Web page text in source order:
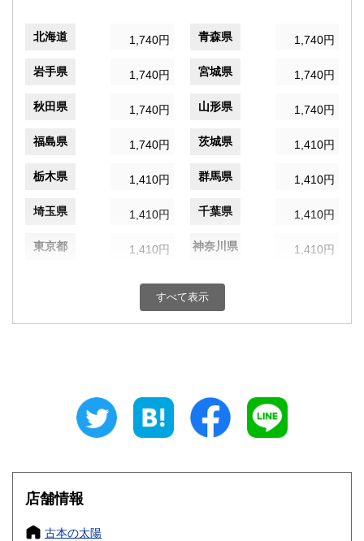
北海道 1,740円 青森県 1,740円
岩手県 1,740円 宮城県 1,740円
秋田県 1,740円 山形県 1,740円
福島県 1,740円 茨城県 1,410円
栃木県 1,410円 群馬県 1,410円
埼玉県 1,410円 千葉県 1,410円
東京都 1,410円 神奈川県 1,410円
1,410円 富山県
1,150円 三重県
大阪府
奈良県
すべて表示
店舗情報
古本の太陽